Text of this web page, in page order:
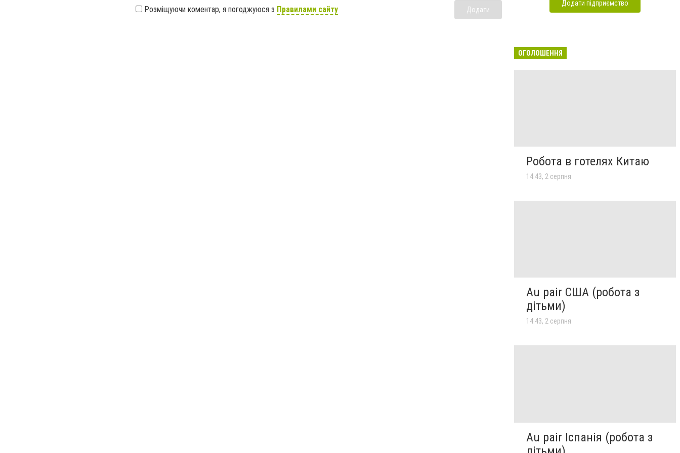
Розміщуючи коментар, я погоджуюся з Правилами сайту Додати
Додати підприємство
ОГОЛОШЕННЯ
Робота в готелях Китаю
14:43, 2 серпня
Au pair США (робота з
дітьми)
14:43, 2 серпня
Au pair Іспанія (робота з